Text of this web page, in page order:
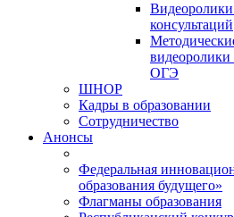
консультаций
ОГЭ
ШНОР
Кадры в образовании
Сотрудничество
Анонсы
Федеральная
образования будущего»
Флагманы образования